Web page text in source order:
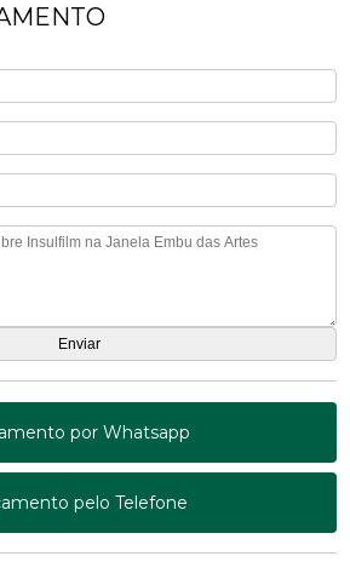
por Whatsapp
pelo Telefone